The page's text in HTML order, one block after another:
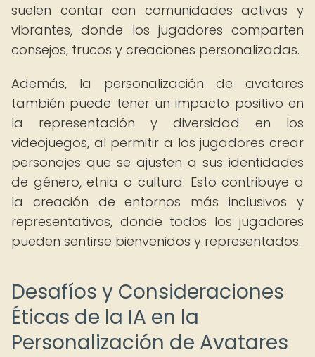
suelen contar con comunidades activas y
vibrantes, donde los jugadores comparten
consejos, trucos y creaciones personalizadas.
Además, la personalización de avatares
también puede tener un impacto positivo en
la representación y diversidad en los
videojuegos, al permitir a los jugadores crear
personajes que se ajusten a sus identidades
de género, etnia o cultura. Esto contribuye a
la creación de entornos más inclusivos y
representativos, donde todos los jugadores
pueden sentirse bienvenidos y representados.
Desafíos y Consideraciones
Éticas de la IA en la
Personalización de Avatares